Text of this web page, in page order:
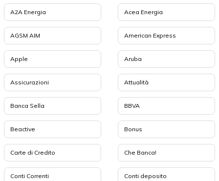
A2A Energia Acea Energia
AGSM AIM American Express
Apple Aruba
Assicurazioni Attualità
Banca Sella BBVA
Beactive Bonus
Carte di Credito Che Banca!
Conti Correnti Conti deposito